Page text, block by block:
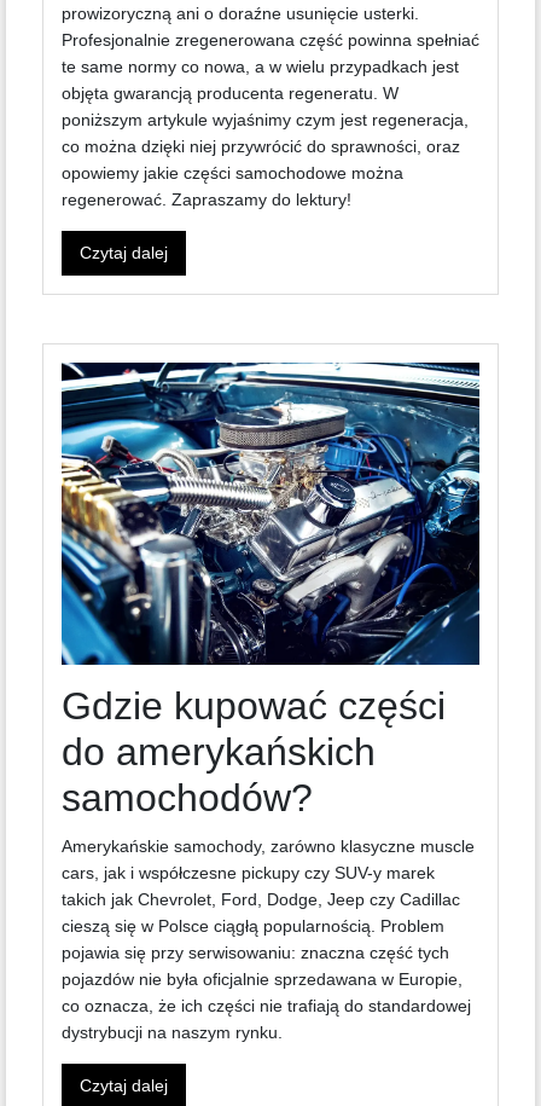
prowizoryczną ani o doraźne usunięcie usterki.
Profesjonalnie zregenerowana część powinna spełniać
te same normy co nowa, a w wielu przypadkach jest
objęta gwarancją producenta regeneratu. W
poniższym artykule wyjaśnimy czym jest regeneracja,
co można dzięki niej przywrócić do sprawności, oraz
opowiemy jakie części samochodowe można
regenerować. Zapraszamy do lektury!
Czytaj dalej
Gdzie kupować części
do amerykańskich
samochodów?
Amerykańskie samochody, zarówno klasyczne muscle
cars, jak i współczesne pickupy czy SUV-y marek
takich jak Chevrolet, Ford, Dodge, Jeep czy Cadillac
cieszą się w Polsce ciągłą popularnością. Problem
pojawia się przy serwisowaniu: znaczna część tych
pojazdów nie była oficjalnie sprzedawana w Europie,
co oznacza, że ich części nie trafiają do standardowej
dystrybucji na naszym rynku.
Czytaj dalej